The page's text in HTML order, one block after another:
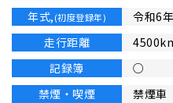
年式,(初度登録年)
令和6
走行距離
記録簿
○
禁煙・喫煙
禁煙車